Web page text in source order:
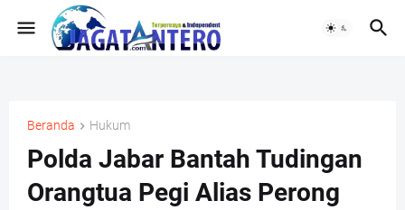
Beranda Hukum
Polda Jabar Bantah Tudingan
Orangtua Pegi Alias Perong